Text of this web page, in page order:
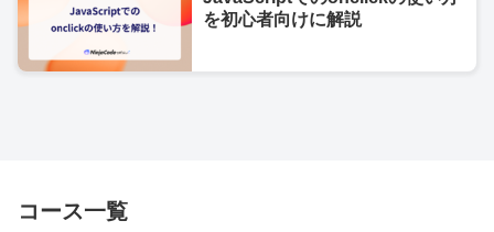
を初心者向けに解説
コース一覧